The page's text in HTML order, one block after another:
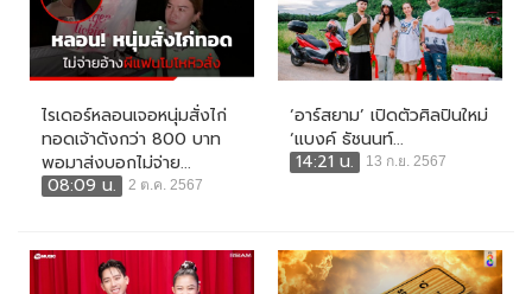
ไรเดอร์หลอนเจอหนุ่มสั่งไก่
ทอดเจ้าดังกว่า 800 บาท
พอมาส่งบอกไม่จ่าย...
08:09 น.
2 ต.ค. 2567
‘อาร์สยาม’ เปิดตัวศิลปินใหม่
‘แบงค์ ธัชนนท์...
14:21 น.
13 ก.ย. 2567